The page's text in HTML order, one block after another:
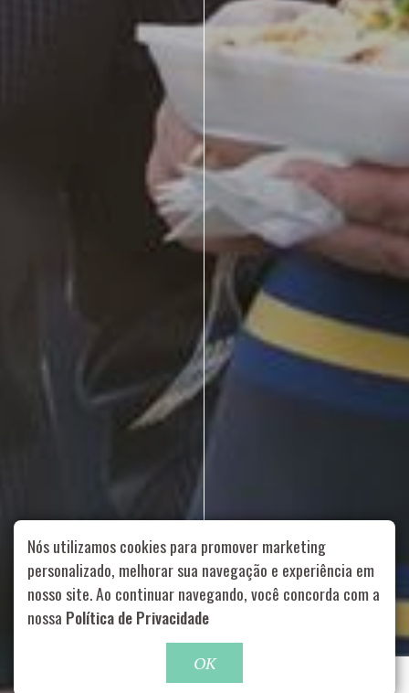
Rua Aurélia, 1714 – Vila Romana, São Paulo – SP | 55 11
99178-5848 | contato@nucleofood.com
Role para continar
Nós utilizamos cookies para promover marketing
personalizado, melhorar sua navegação e experiência em
nosso site. Ao continuar navegando, você concorda com a
nossa Política de Privacidade
OK